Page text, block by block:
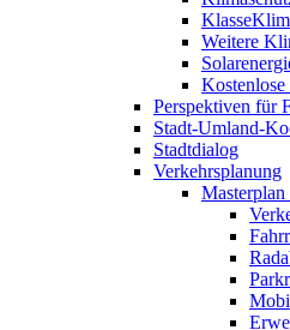
Weitere
Kostenlose
Perspektiven für
Stadt-Umland-
Stadtdialog
Verkehrsplanung